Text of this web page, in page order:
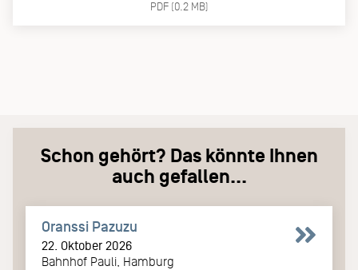
PDF (0.2 MB)
Schon gehört? Das könnte Ihnen
auch gefallen...
Oranssi Pazuzu
22. Oktober 2026
Bahnhof Pauli, Hamburg